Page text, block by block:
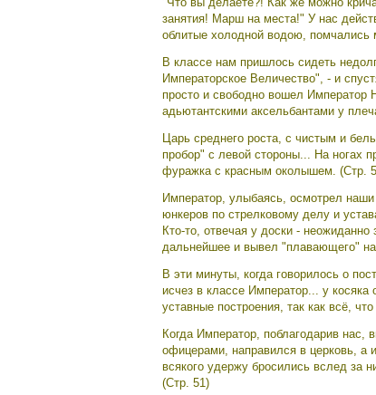
занятия! Марш на места!" У нас
облитые холодной водою, помчались
В классе нам пришлось сидеть
Императорское Величество", - и
просто и свободно вошел Император
адьютантскими аксельбантами у
Царь среднего роста, с чистым и
пробор" с левой стороны... На ногах
фуражка с красным околышем. (Стр.
Император, улыбаясь, осмотрел
юнкеров по стрелковому делу и
Кто-то, отвечая у доски -
дальнейшее и вывел "плавающего"
В эти минуты, когда говорилось о
исчез в классе Император... у
уставные построения, так как всё,
Когда Император, поблагодарив
офицерами, направился в церковь, а
всякого удержу бросились вслед за
(Стр. 51)